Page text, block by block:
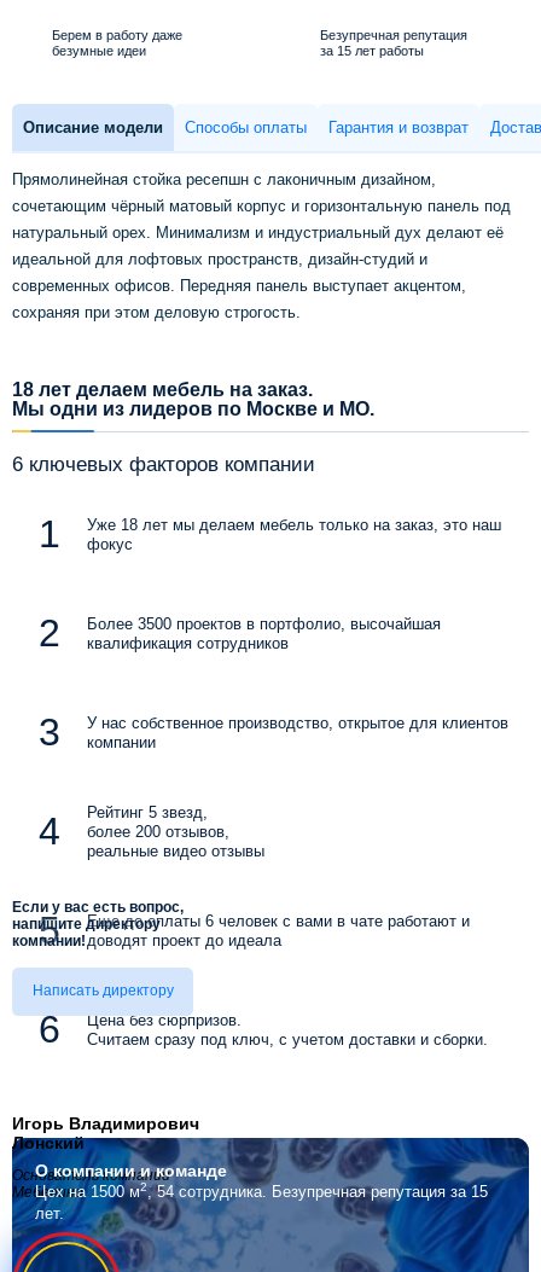
Берем в работу даже
безумные идеи
Безупречная репутация
за 15 лет работы
Описание модели Способы оплаты Гарантия и возврат
Прямолинейная стойка ресепшн с лаконичным дизайном,
сочетающим чёрный матовый корпус и горизонтальную панель под
натуральный орех. Минимализм и индустриальный дух делают её
идеальной для лофтовых пространств, дизайн-студий и
современных офисов. Передняя панель выступает акцентом,
сохраняя при этом деловую строгость.
18 лет делаем мебель на заказ.
Мы одни из лидеров по Москве и МО.
6 ключевых факторов компании
Уже 18 лет мы делаем мебель только на заказ, это наш
фокус
Более 3500 проектов в портфолио, высочайшая
квалификация сотрудников
У нас собственное производство, открытое для клиентов
компании
Рейтинг 5 звезд,
более 200 отзывов,
реальные видео отзывы
Еще до оплаты 6 человек с вами в чате работают и
доводят проект до идеала
Цена без сюрпризов.
Считаем сразу под ключ, с учетом доставки и сборки.
Если у вас есть вопрос,
напишите директору
компании!
Написать директору
Игорь Владимирович
Лонский
Основатель компании
Мебелино
О компаниии команде
Цех на 1500 м2, 54 сотрудника. Безупречная репутация за 15
лет.